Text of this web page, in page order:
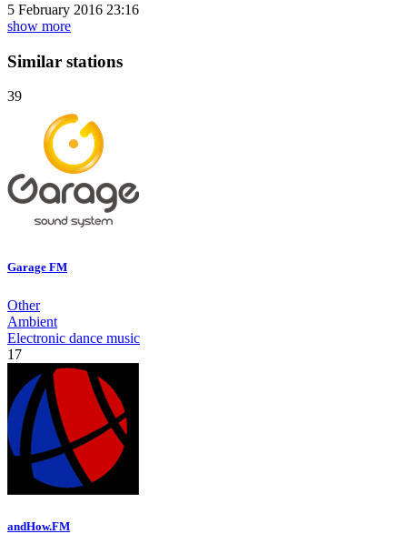
5 February 2016 23:16
show more
Similar stations
39
Garage FM
Other
Ambient
Electronic dance music
17
andHow.FM